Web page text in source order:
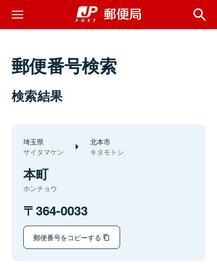
郵便番号検索
検索結果
埼玉県
サイタマケン
北本市
キタモトシ
本町
ホンチョウ
364-0033
郵便番号をコピーする